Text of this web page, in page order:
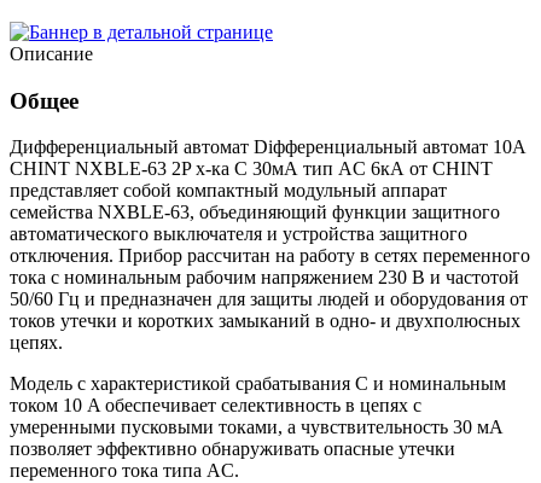
Описание
Общее
Дифференциальный автомат Diфференциальный автомат 10A
CHINT NXBLE-63 2P х-ка C 30мА тип AC 6кА от CHINT
представляет собой компактный модульный аппарат
семейства NXBLE-63, объединяющий функции защитного
автоматического выключателя и устройства защитного
отключения. Прибор рассчитан на работу в сетях переменного
тока с номинальным рабочим напряжением 230 В и частотой
50/60 Гц и предназначен для защиты людей и оборудования от
токов утечки и коротких замыканий в одно- и двухполюсных
цепях.
Модель с характеристикой срабатывания C и номинальным
током 10 A обеспечивает селективность в цепях с
умеренными пусковыми токами, а чувствительность 30 мА
позволяет эффективно обнаруживать опасные утечки
переменного тока типа AC.